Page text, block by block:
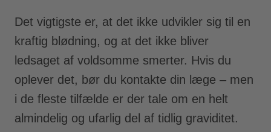
Det vigtigste er, at det ikke udvikler sig til en
kraftig blødning, og at det ikke bliver
ledsaget af voldsomme smerter. Hvis du
oplever det, bør du kontakte din læge – men
i de fleste tilfælde er der tale om en helt
almindelig og ufarlig del af tidlig graviditet.